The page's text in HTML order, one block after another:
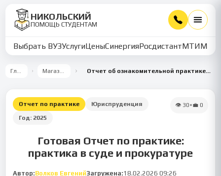
НИКОЛЬСКИЙ
ПОМОЩЬ СТУДЕНТАМ
Выбрать ВУЗУслугиЦеныСинергияРосдистантМТИММУ
Главная Магазин работ Отчет об ознакомительной практике в суде и прокуратуре Переволоцкого района
Отчет по практике
Юриспруденция
Год: 2025
👁 30•💼 0
Готовая Отчет по практике:
практика в суде и прокуратуре
Автор:Волков ЕвгенийЗагружена:18.02.2026 09:26